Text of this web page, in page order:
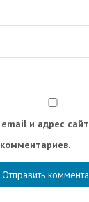
и адрес